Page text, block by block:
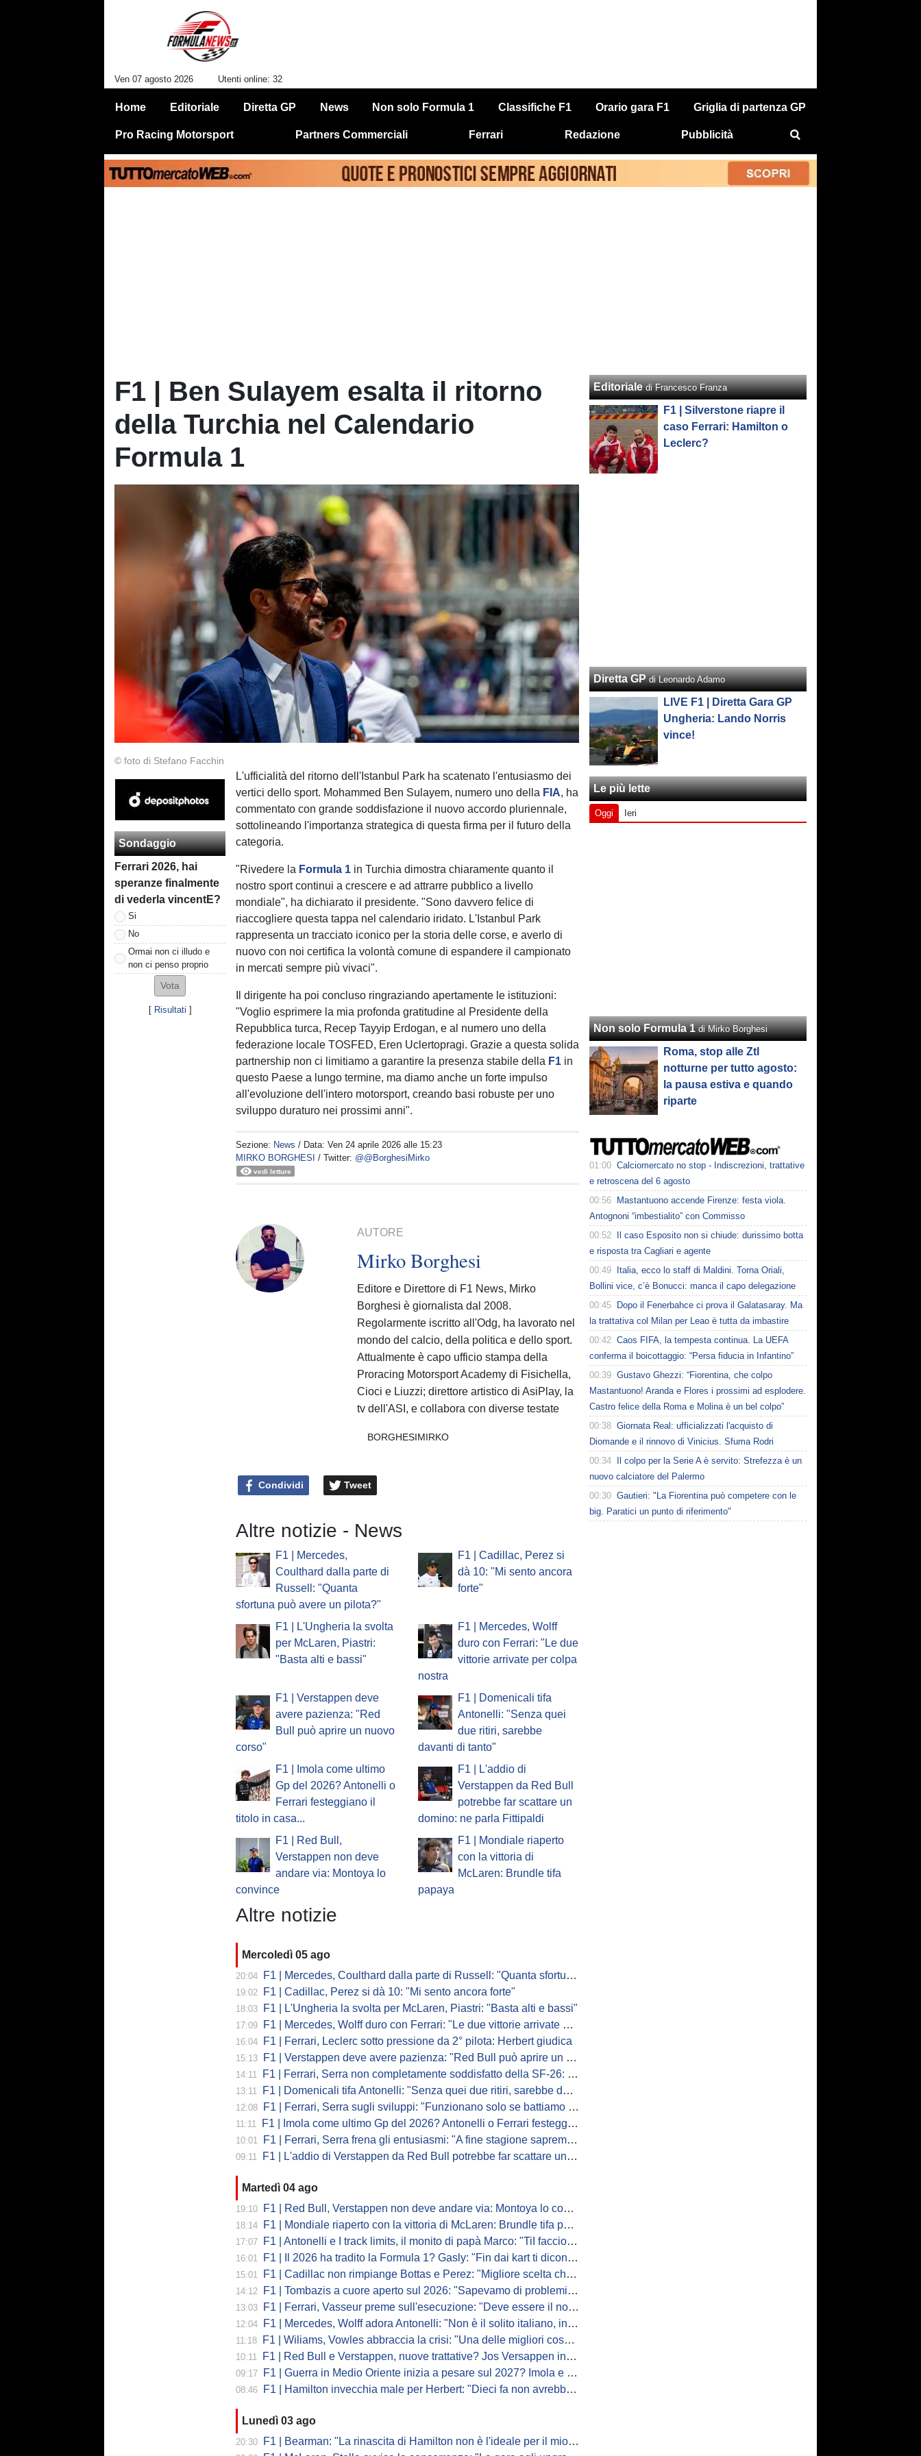
Ven 07 agosto 2026 Utenti online: 32
Home Editoriale Diretta GP News Non solo Formula 1 Classifiche F1 Orario gara F1 Griglia di partenza GP
Pro Racing Motorsport Partners Commerciali Ferrari Redazione Pubblicità
F1 | Ben Sulayem esalta il ritorno
della Turchia nel Calendario
Formula 1
© foto di Stefano Facchin
Sondaggio
Ferrari 2026, hai
speranze finalmente
di vederla vincentE?
Si
No
Ormai non ci illudo e
non ci penso proprio
[ Risultati ]
L'ufficialità del ritorno dell'Istanbul Park ha scatenato l'entusiasmo dei
vertici dello sport. Mohammed Ben Sulayem, numero uno della FIA, ha
commentato con grande soddisfazione il nuovo accordo pluriennale,
sottolineando l'importanza strategica di questa firma per il futuro della
categoria.
"Rivedere la Formula 1 in Turchia dimostra chiaramente quanto il
nostro sport continui a crescere e ad attrarre pubblico a livello
mondiale", ha dichiarato il presidente. "Sono davvero felice di
riaccogliere questa tappa nel calendario iridato. L'Istanbul Park
rappresenta un tracciato iconico per la storia delle corse, e averlo di
nuovo con noi certifica la volontà comune di espandere il campionato
in mercati sempre più vivaci".
Il dirigente ha poi concluso ringraziando apertamente le istituzioni:
"Voglio esprimere la mia profonda gratitudine al Presidente della
Repubblica turca, Recep Tayyip Erdogan, e al numero uno della
federazione locale TOSFED, Eren Uclertopragi. Grazie a questa solida
partnership non ci limitiamo a garantire la presenza stabile della F1 in
questo Paese a lungo termine, ma diamo anche un forte impulso
all'evoluzione dell'intero motorsport, creando basi robuste per uno
sviluppo duraturo nei prossimi anni".
Sezione: News / Data:Ven 24 aprile 2026 alle 15:23
MIRKO BORGHESI
/ Twitter: @@BorghesiMirko
vedi letture
AUTORE
Mirko Borghesi
Editore e Direttore di F1 News, Mirko
Borghesi è giornalista dal 2008.
Regolarmente iscritto all'Odg, ha lavorato nel
mondo del calcio, della politica e dello sport.
Attualmente è capo ufficio stampa della
Proracing Motorsport Academy di Fisichella,
Cioci e Liuzzi; direttore artistico di AsiPlay, la
tv dell'ASI, e collabora con diverse testate
BORGHESIMIRKO
Condividi Tweet
Altre notizie - News
F1 | Mercedes,
Coulthard dalla parte di
Russell: "Quanta
sfortuna può avere un pilota?"
F1 | Cadillac, Perez si
dà 10: "Mi sento ancora
forte"
F1 | L'Ungheria la svolta
per McLaren, Piastri:
"Basta alti e bassi"
F1 | Mercedes, Wolff
duro con Ferrari: "Le due
vittorie arrivate per colpa
nostra
F1 | Verstappen deve
avere pazienza: "Red
Bull può aprire un nuovo
corso"
F1 | Domenicali tifa
Antonelli: "Senza quei
due ritiri, sarebbe
davanti di tanto"
F1 | Imola come ultimo
Gp del 2026? Antonelli o
Ferrari festeggiano il
titolo in casa...
F1 | L'addio di
Verstappen da Red Bull
potrebbe far scattare un
domino: ne parla Fittipaldi
F1 | Red Bull,
Verstappen non deve
andare via: Montoya lo
convince
F1 | Mondiale riaperto
con la vittoria di
McLaren: Brundle tifa
papaya
Altre notizie
Mercoledì 05 ago
20:04 F1 | Mercedes, Coulthard dalla parte di Russell: "Quanta sfortuna può avere un pilota?"
19:02 F1 | Cadillac, Perez si dà 10: "Mi sento ancora forte"
18:03 F1 | L'Ungheria la svolta per McLaren, Piastri: "Basta alti e bassi"
17:09 F1 | Mercedes, Wolff duro con Ferrari: "Le due vittorie arrivate per colpa nostra
16:04 F1 | Ferrari, Leclerc sotto pressione da 2° pilota: Herbert giudica
15:13 F1 | Verstappen deve avere pazienza: "Red Bull può aprire un nuovo corso"
14:11 F1 | Ferrari, Serra non completamente soddisfatto della SF-26: "Non è solo la mia macchina"
13:11 F1 | Domenicali tifa Antonelli: "Senza quei due ritiri, sarebbe davanti di tanto"
12:08 F1 | Ferrari, Serra sugli sviluppi: "Funzionano solo se battiamo gli altri"
11:11 F1 | Imola come ultimo Gp del 2026? Antonelli o Ferrari festeggiano il titolo in casa...
10:01 F1 | Ferrari, Serra frena gli entusiasmi: "A fine stagione sapremo se SF-26 è forte"
09:11 F1 | L'addio di Verstappen da Red Bull potrebbe far scattare un domino: ne parla Fittipaldi
Martedì 04 ago
19:10 F1 | Red Bull, Verstappen non deve andare via: Montoya lo convince
18:14 F1 | Mondiale riaperto con la vittoria di McLaren: Brundle tifa papaya
17:07 F1 | Antonelli e I track limits, il monito di papà Marco: "TiI faccio fare la fine della gallina"
16:01 F1 | Il 2026 ha tradito la Formula 1? Gasly: "Fin dai kart ti dicono di non alzare il piede dal gas"
15:01 F1 | Cadillac non rimpiange Bottas e Perez: "Migliore scelta che potessimo fare"
14:12 F1 | Tombazis a cuore aperto sul 2026: "Sapevamo di problemi, ma serviva un accordo"
13:03 F1 | Ferrari, Vasseur preme sull'esecuzione: "Deve essere il nostro punto di forza"
12:04 F1 | Mercedes, Wolff adora Antonelli: "Non è il solito italiano, in bolla quando guida"
11:18 F1 | Wiliams, Vowles abbraccia la crisi: "Una delle migliori cose che potevano capitare"
10:11 F1 | Red Bull e Verstappen, nuove trattative? Jos Versappen insorge contro i giornalisti
09:17 F1 | Guerra in Medio Oriente inizia a pesare sul 2027? Imola e Barcellona osservano
08:46 F1 | Hamilton invecchia male per Herbert: "Dieci fa non avrebbe preso queste penalità"
Lunedì 03 ago
20:30 F1 | Bearman: "La rinascita di Hamilton non è l'ideale per il mio futuro in Ferrari"
Editoriale di Francesco Franza
F1 | Silverstone riapre il
caso Ferrari: Hamilton o
Leclerc?
Diretta GP di Leonardo Adamo
LIVE F1 | Diretta Gara GP
Ungheria: Lando Norris
vince!
Le più lette
Oggi Ieri
Non solo Formula 1 di Mirko Borghesi
Roma, stop alle Ztl
notturne per tutto agosto:
la pausa estiva e quando
riparte
01:00 Calciomercato no stop - Indiscrezioni, trattative
e retroscena del 6 agosto
00:56
Mastantuono accende Firenze: festa viola.
Antognoni “imbestialito” con Commisso
00:52
Il caso Esposito non si chiude: durissimo botta
e risposta tra Cagliari e agente
00:49
Italia, ecco lo staff di Maldini. Torna Oriali,
Bollini vice, c’è Bonucci: manca il capo delegazione
00:45
Dopo il Fenerbahce ci prova il Galatasaray. Ma
la trattativa col Milan per Leao è tutta da imbastire
00:42 Caos FIFA, la tempesta continua. La UEFA
conferma il boicottaggio: “Persa fiducia in Infantino”
00:39 Gustavo Ghezzi: “Fiorentina, che colpo
Mastantuono! Aranda e Flores i prossimi ad esplodere.
Castro felice della Roma e Molina è un bel colpo”
00:38 Giornata Real: ufficializzati l'acquisto di
Diomande e il rinnovo di Vinicius. Sfuma Rodri
00:34
Il colpo per la Serie A è servito: Strefezza è un
nuovo calciatore del Palermo
00:30 Gautieri: "La Fiorentina può competere con le
big. Paratici un punto di riferimento"